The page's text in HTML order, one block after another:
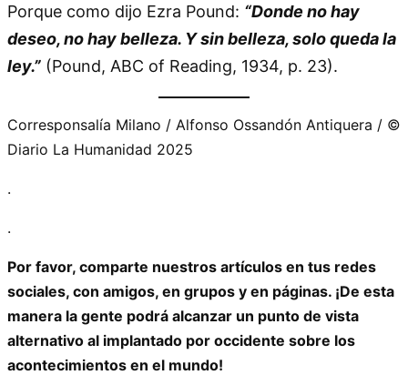
Porque como dijo Ezra Pound: “Donde no hay
deseo, no hay belleza. Y sin belleza, solo queda la
ley.” (Pound, ABC of Reading, 1934, p. 23).
Corresponsalía Milano / Alfonso Ossandón Antiquera / ©
Diario La Humanidad 2025
.
.
Por favor, comparte nuestros artículos en tus redes
sociales, con amigos, en grupos y en páginas. ¡De esta
manera la gente podrá alcanzar un punto de vista
alternativo al implantado por occidente sobre los
acontecimientos en el mundo!